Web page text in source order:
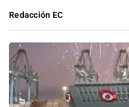
Redacción EC